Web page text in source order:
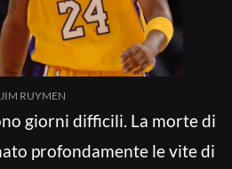
JIM RUYMEN
giorni difficili. La morte di
profondamente le vite di